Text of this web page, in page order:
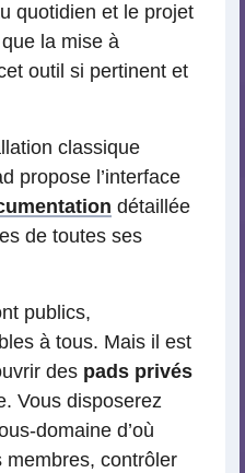
quotidien et le projet
la mise à
outil si pertinent et
classique
propose l’interface
détaillée
de toutes ses
publics,
à tous. Mais il est
des pads privés
Vous disposerez
domaine d’où
membres, contrôler